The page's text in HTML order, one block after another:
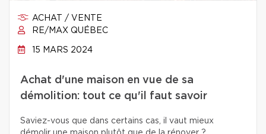
ACHAT / VENTE
RE/MAX QUÉBEC
15 MARS 2024
Achat d'une maison en vue de sa
démolition: tout ce qu'il faut savoir
Saviez-vous que dans certains cas, il vaut mieux